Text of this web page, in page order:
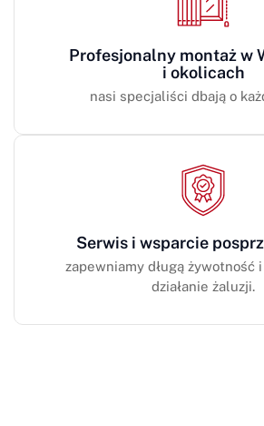
Profesjonalny montaż w
i okolicach
nasi specjaliści dbają o
Serwis i wsparcie
zapewniamy długą żywotność
działanie żaluzji.